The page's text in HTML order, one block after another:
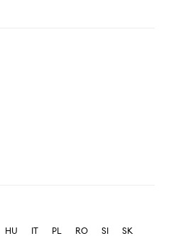
HU IT PL RO SI SK